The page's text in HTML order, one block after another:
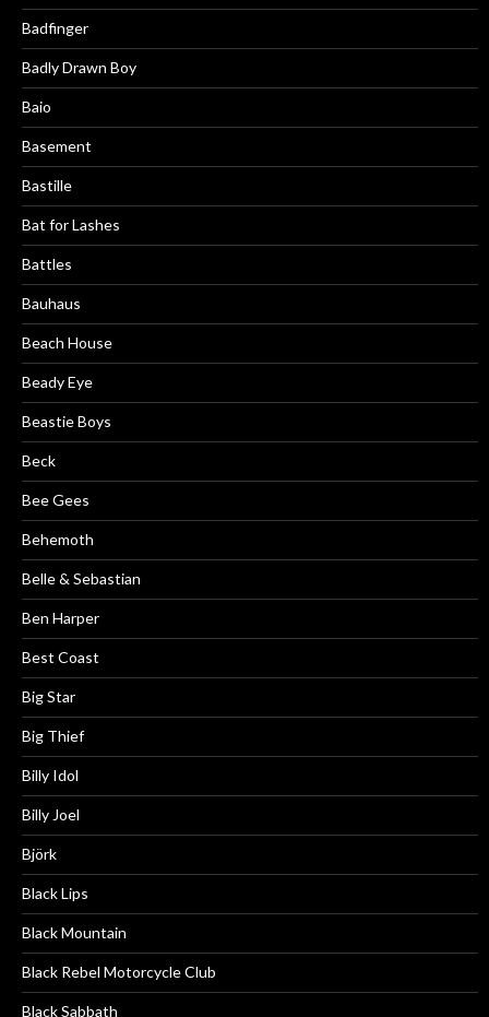
Badfinger
Badly Drawn Boy
Baio
Basement
Bastille
Bat for Lashes
Battles
Bauhaus
Beach House
Beady Eye
Beastie Boys
Beck
Bee Gees
Behemoth
Belle & Sebastian
Ben Harper
Best Coast
Big Star
Big Thief
Billy Idol
Billy Joel
Björk
Black Lips
Black Mountain
Black Rebel Motorcycle Club
Black Sabbath